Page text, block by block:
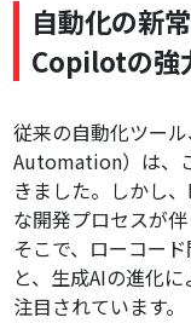
自動化の新
Copilotの強
従来の自動化ツー
Automation）は、
きました。しかし
な開発プロセスが
そこで、ローコー
と、生成AIの進化
注目されています。